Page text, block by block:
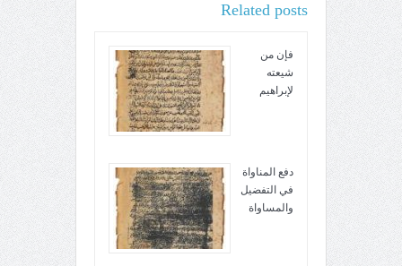
Related posts
فإن من
شيعته
لإبراهيم
دفع المناواة
في التفضيل
والمساواة